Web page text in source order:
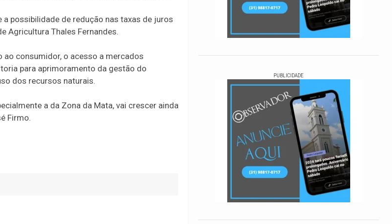
possibilidade de redução nas taxas de juros
Agricultura Thales Fernandes.
consumidor, o acesso a mercados
para aprimoramento da gestão do
dos recursos naturais.
a da Zona da Mata, vai crescer ainda
Firmo.
PUBLICIDADE